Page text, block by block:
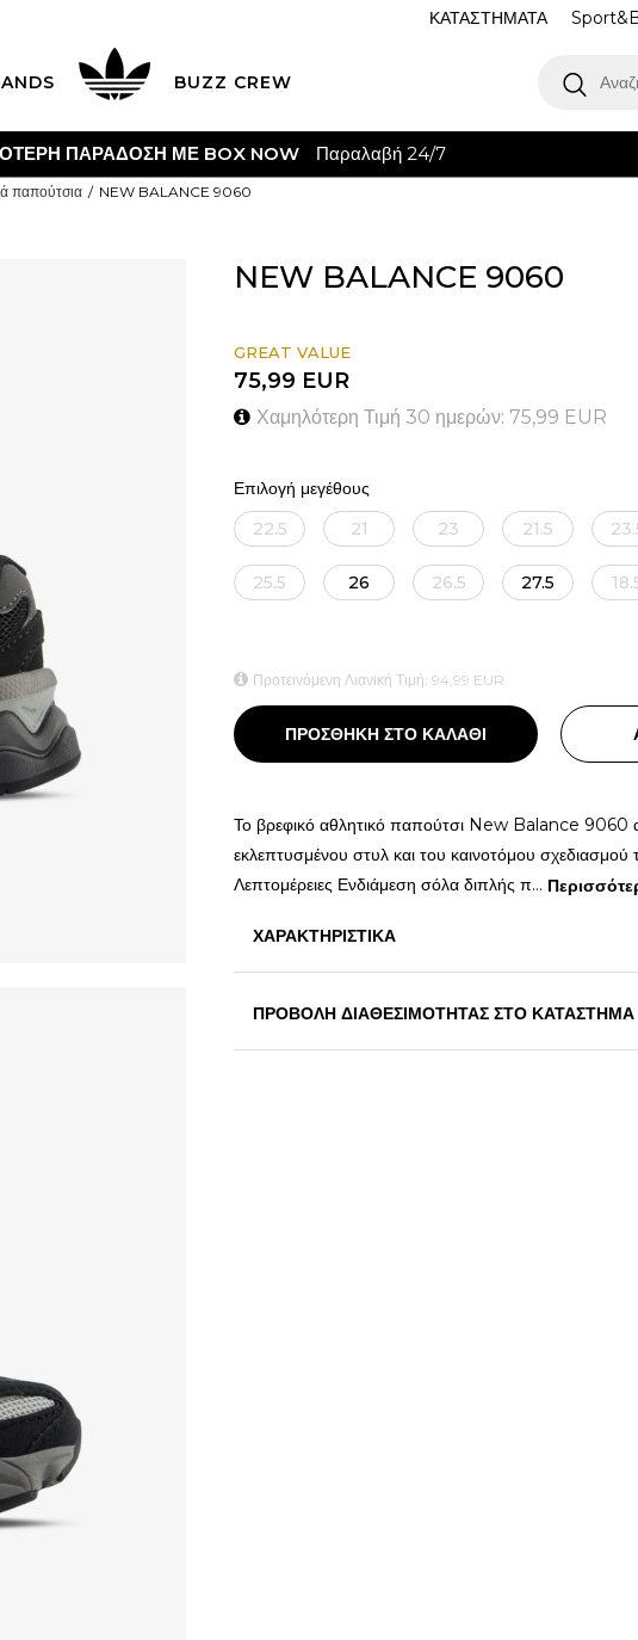
ΚΑΤΑΣΤΗΜΑΤΑ
BUZZ CREW
ΠΑΡΑΔΟΣΗ ΜΕ BOX NOW Παραλαβή 24/7
παπούτσια NEW BALANCE 9060
NEW BALANCE 9060
GREAT VALUE
75,99 EUR
Χαμηλότερη Τιμή 30 ημερών: 75,99 EUR
Επιλογή μεγέθους
22.5
21 23 21.5
25.5 26 26.5 27.5
Προτεινόμενη Λιανική Τιμή: 94,99 EUR
ΠΡΟΣΘΗΚΗ ΣΤΟ ΚΑΛΑΘΙ
Το βρεφικό αθλητικό παπούτσι New Balance 9060
εκλεπτυσμένου στυλ και του καινοτόμου σχεδιασμού
Λεπτομέρειες Ενδιάμεση σόλα διπλής π...
ΧΑΡΑΚΤΗΡΙΣΤΙΚΑ
ΠΡΟΒΟΛΗ ΔΙΑΘΕΣΙΜΟΤΗΤΑΣ ΣΤΟ ΚΑΤΑΣΤΗΜΑ